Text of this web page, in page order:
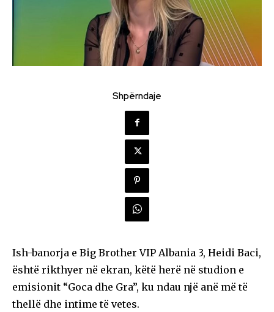
Shpërndaje
Ish-banorja e Big Brother VIP Albania 3, Heidi Baci,
është rikthyer në ekran, këtë herë në studion e
emisionit “Goca dhe Gra”, ku ndau një anë më të
thellë dhe intime të vetes.